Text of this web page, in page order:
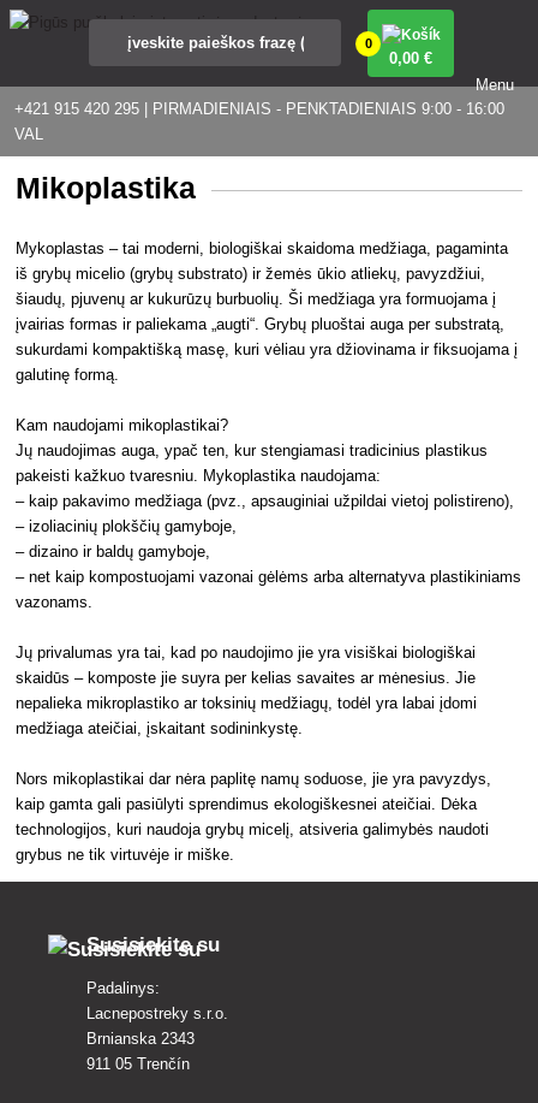
+421 915 420 295 | PIRMADIENIAIS - PENKTADIENIAIS 9:00 - 16:00
VAL
0
0,00 €
Menu
Mikoplastika
Mykoplastas – tai moderni, biologiškai skaidoma medžiaga, pagaminta
iš grybų micelio (grybų substrato) ir žemės ūkio atliekų, pavyzdžiui,
šiaudų, pjuvenų ar kukurūzų burbuolių. Ši medžiaga yra formuojama į
įvairias formas ir paliekama „augti“. Grybų pluoštai auga per substratą,
sukurdami kompaktišką masę, kuri vėliau yra džiovinama ir fiksuojama į
galutinę formą.
Kam naudojami mikoplastikai?
Jų naudojimas auga, ypač ten, kur stengiamasi tradicinius plastikus
pakeisti kažkuo tvaresniu. Mykoplastika naudojama:
– kaip pakavimo medžiaga (pvz., apsauginiai užpildai vietoj polistireno),
– izoliacinių plokščių gamyboje,
– dizaino ir baldų gamyboje,
– net kaip kompostuojami vazonai gėlėms arba alternatyva plastikiniams
vazonams.
Jų privalumas yra tai, kad po naudojimo jie yra visiškai biologiškai
skaidūs – komposte jie suyra per kelias savaites ar mėnesius. Jie
nepalieka mikroplastiko ar toksinių medžiagų, todėl yra labai įdomi
medžiaga ateičiai, įskaitant sodininkystę.
Nors mikoplastikai dar nėra paplitę namų soduose, jie yra pavyzdys,
kaip gamta gali pasiūlyti sprendimus ekologiškesnei ateičiai. Dėka
technologijos, kuri naudoja grybų micelį, atsiveria galimybės naudoti
grybus ne tik virtuvėje ir miške.
Susisiekite su
Padalinys:
Lacnepostreky s.r.o.
Brnianska 2343
911 05 Trenčín